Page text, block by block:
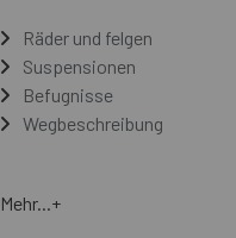
Räder und felgen
Suspensionen
Befugnisse
Wegbeschreibung
Mehr...+